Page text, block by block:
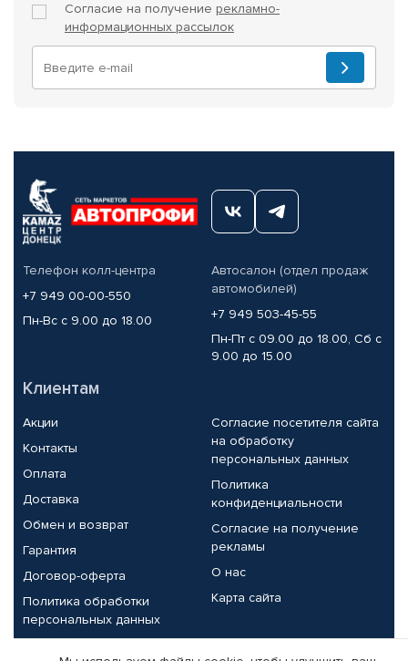
Согласие на получение рекламно-
информационных рассылок
Телефон колл-центра
+7 949 00-00-550
Пн-Вс с 9.00 до 18.00
Автосалон (отдел продаж
автомобилей)
+7 949 503-45-55
Пн-Пт с 09.00 до 18.00, Сб с
9.00 до 15.00
Клиентам
Акции
Контакты
Оплата
Доставка
Обмен и возврат
Гарантия
Договор-оферта
Политика обработки
персональных данных
Согласие посетителя сайта
на обработку
персональных данных
Политика
конфиденциальности
Согласие на получение
рекламы
О нас
Карта сайта